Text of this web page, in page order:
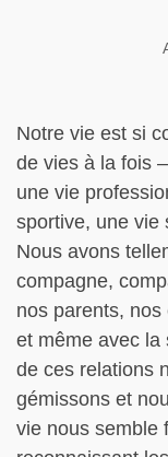
Notre vie est si
de vies à la fois
une vie
sportive, une vie
Nous avons
compagne,
nos parents,
et même avec la
de ces relations
gémissons et
vie nous semble